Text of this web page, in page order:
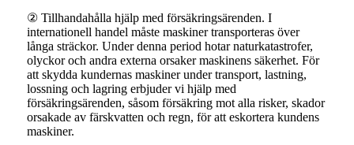
② Tillhandahålla hjälp med försäkringsärenden. I
internationell handel måste maskiner transporteras över
långa sträckor. Under denna period hotar naturkatastrofer,
olyckor och andra externa orsaker maskinens säkerhet. För
att skydda kundernas maskiner under transport, lastning,
lossning och lagring erbjuder vi hjälp med
försäkringsärenden, såsom försäkring mot alla risker, skador
orsakade av färskvatten och regn, för att eskortera kundens
maskiner.